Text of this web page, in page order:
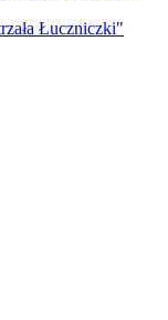
Łuczniczki"